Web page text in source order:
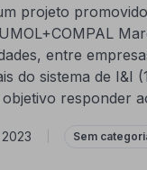
projeto
entre
do sistema de I&I
responder
Sem